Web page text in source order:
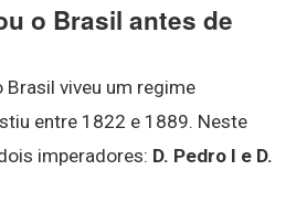
o Brasil antes de
Brasil viveu um regime
entre 1822 e 1889. Neste
imperadores: D. Pedro I e D.